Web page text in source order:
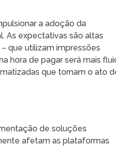
a adoção da
As expectativas são altas
que utilizam impressões
hora de pagar será mais
que tornam o ato
de soluções
afetam as plataformas